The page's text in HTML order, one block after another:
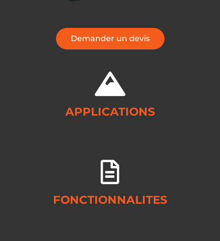
Demander un devis
APPLICATIONS
FONCTIONNALITES